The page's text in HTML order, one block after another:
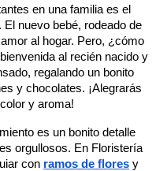
en una familia es el
nuevo bebé, rodeado de
al hogar. Pero, ¿cómo
al recién nacido y
regalando un bonito
y chocolates. ¡Alegrarás
y aroma!
es un bonito detalle
orgullosos. En Floristería
con ramos de flores y